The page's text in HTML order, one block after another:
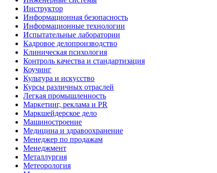
Инструктор
Информационная безопасность
Информационные технологии
Испытательные лаборатории
Кадровое делопроизводство
Клиническая психология
Контроль качества и стандартизация
Коучинг
Культура и искусство
Курсы различных отраслей
Легкая промышленность
Маркетинг, реклама и PR
Маркшейдерское дело
Машиностроение
Медицина и здравоохранение
Менеджер по продажам
Менеджмент
Металлургия
Метеорология